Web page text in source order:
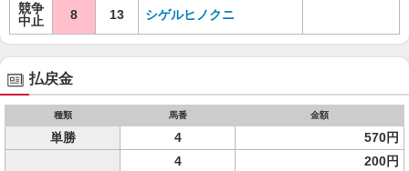
競争
中止
8 13 シゲルヒノクニ
払戻金
種類 馬番 金額
単勝 4 570円
4
200円